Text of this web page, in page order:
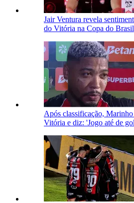
Jair Ventura revela
do Vitória na Copa do Brasil
Após classificação,
Vitória e diz: 'Jogo até de